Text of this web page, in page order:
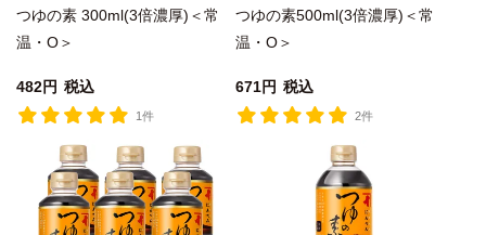
つゆの素 300ml(3倍濃厚)＜常
温・O＞
482 税込
1件
つゆの素500ml(3倍濃厚)＜常
温・O＞
671 税込
2件